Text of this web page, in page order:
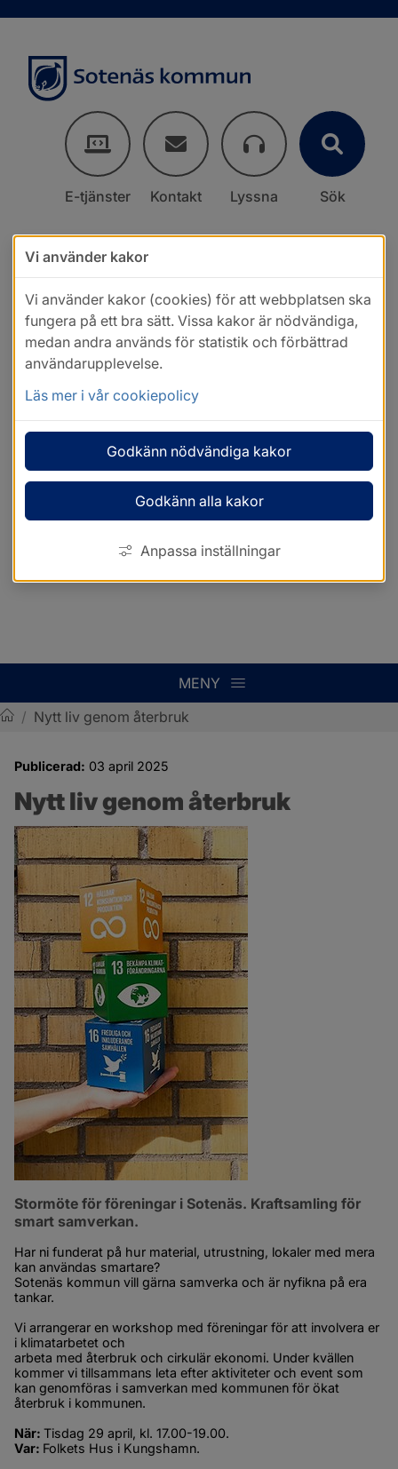
E-tjänster Kontakt Lyssna Sök
MENY
/ Nytt liv genom återbruk
Publicerad: 03 april 2025
Nytt liv genom återbruk
Stormöte för föreningar i Sotenäs. Kraftsamling för
smart samverkan.
Har ni funderat på hur material, utrustning, lokaler med mera
kan användas smartare?
Sotenäs kommun vill gärna samverka och är nyfikna på era
tankar.
Vi arrangerar en workshop med föreningar för att involvera er
i klimatarbetet och
arbeta med återbruk och cirkulär ekonomi. Under kvällen
kommer vi tillsammans leta efter aktiviteter och event som
kan genomföras i samverkan med kommunen för ökat
återbruk i kommunen.
När: Tisdag 29 april, kl. 17.00-19.00.
Var: Folkets Hus i Kungshamn.
Vi använder kakor
Vi använder kakor (cookies) för att webbplatsen ska
fungera på ett bra sätt. Vissa kakor är nödvändiga,
medan andra används för statistik och förbättrad
användarupplevelse.
Läs mer i vår cookiepolicy
Godkänn nödvändiga kakor
Godkänn alla kakor
Anpassa inställningar